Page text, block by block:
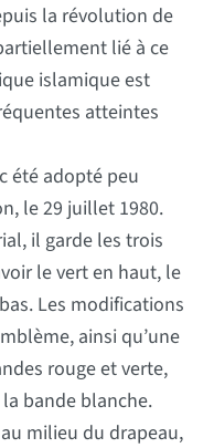
la révolution de
lié à ce
islamique est
atteintes
été adopté peu
le 29 juillet 1980.
il garde les trois
le vert en haut, le
Les modifications
ainsi qu’une
rouge et verte,
bande blanche.
milieu du drapeau,